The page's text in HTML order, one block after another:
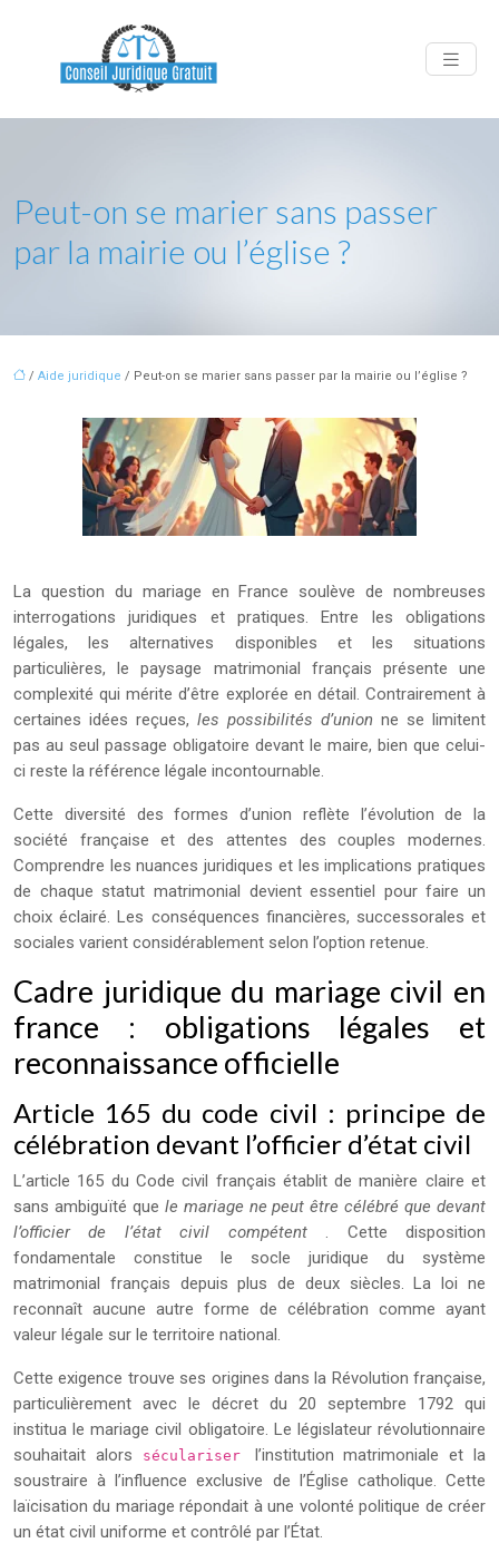
Peut-on se marier sans passer
par la mairie ou l’église ?
/ Aide juridique / Peut-on se marier sans passer par la mairie ou l’église ?
La question du mariage en France soulève de nombreuses
interrogations juridiques et pratiques. Entre les obligations
légales, les alternatives disponibles et les situations
particulières, le paysage matrimonial français présente une
complexité qui mérite d’être explorée en détail. Contrairement à
certaines idées reçues, les possibilités d’union ne se limitent
pas au seul passage obligatoire devant le maire, bien que celui-
ci reste la référence légale incontournable.
Cette diversité des formes d’union reflète l’évolution de la
société française et des attentes des couples modernes.
Comprendre les nuances juridiques et les implications pratiques
de chaque statut matrimonial devient essentiel pour faire un
choix éclairé. Les conséquences financières, successorales et
sociales varient considérablement selon l’option retenue.
Cadre juridique du mariage civil en
france : obligations légales et
reconnaissance officielle
Article 165 du code civil : principe de
célébration devant l’officier d’état civil
L’article 165 du Code civil français établit de manière claire et
sans ambiguïté que le mariage ne peut être célébré que devant
l’officier de l’état civil compétent . Cette disposition
fondamentale constitue le socle juridique du système
matrimonial français depuis plus de deux siècles. La loi ne
reconnaît aucune autre forme de célébration comme ayant
valeur légale sur le territoire national.
Cette exigence trouve ses origines dans la Révolution française,
particulièrement avec le décret du 20 septembre 1792 qui
institua le mariage civil obligatoire. Le législateur révolutionnaire
souhaitait alors
séculariser l’institution matrimoniale et la
soustraire à l’influence exclusive de l’Église catholique. Cette
laïcisation du mariage répondait à une volonté politique de créer
un état civil uniforme et contrôlé par l’État.